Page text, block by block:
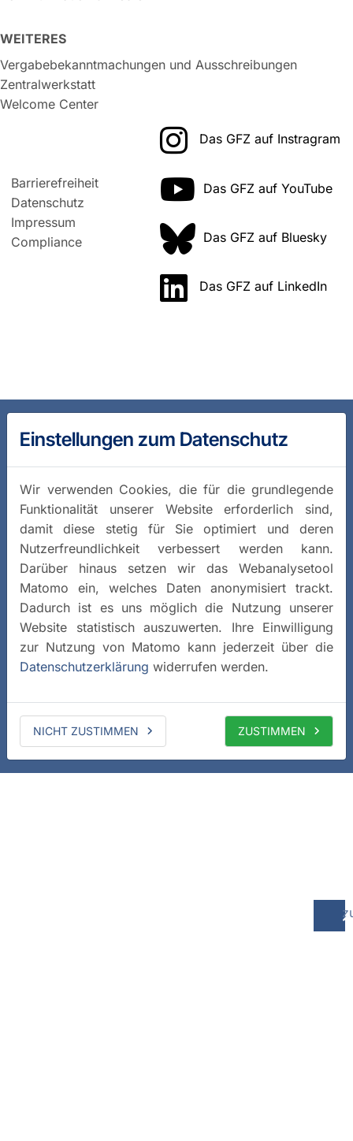
WEITERES
Vergabebekanntmachungen und Ausschreibungen
Zentralwerkstatt
Welcome Center
Barrierefreiheit
Datenschutz
Impressum
Compliance
Das GFZ auf Instragram
Das GFZ auf YouTube
Das GFZ auf Bluesky
Das GFZ auf LinkedIn
Einstellungen zum Datenschutz
Wir verwenden Cookies, die für die grundlegende
Funktionalität unserer Website erforderlich sind,
damit diese stetig für Sie optimiert und deren
Nutzerfreundlichkeit verbessert werden kann.
Darüber hinaus setzen wir das Webanalysetool
Matomo ein, welches Daten anonymisiert trackt.
Dadurch ist es uns möglich die Nutzung unserer
Website statistisch auszuwerten. Ihre Einwilligung
zur Nutzung von Matomo kann jederzeit über die
Datenschutzerklärung widerrufen werden.
NICHT ZUSTIMMEN ZUSTIMMEN